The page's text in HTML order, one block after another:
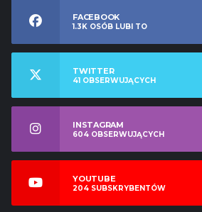
FACEBOOK
1.3K OSÓB LUBI TO
TWITTER
41 OBSERWUJĄCYCH
INSTAGRAM
604 OBSERWUJĄCYCH
YOUTUBE
204 SUBSKRYBENTÓW